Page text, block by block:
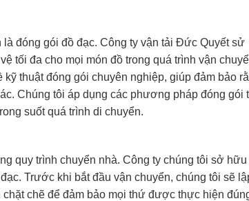
đóng gói đồ đạc. Công ty vận tải Đức Quyết sử
tối đa cho mọi món đồ trong quá trình vận
thuật đóng gói chuyên nghiệp, giúp đảm bảo
Chúng tôi áp dụng các phương pháp đóng gói
suốt quá trình di chuyển.
quy trình chuyển nhà. Công ty chúng tôi sở hữu
Trước khi bắt đầu vận chuyển, chúng tôi sẽ
chặt chẽ để đảm bảo mọi thứ được thực hiện